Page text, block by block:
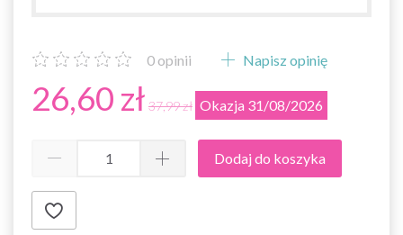
0 opinii Napisz opinię
26,60 zł 37,99 zł Okazja 31/08/2026
Dodaj do koszyka